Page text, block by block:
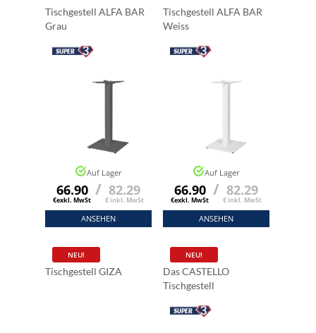
Tischgestell ALFA BAR
Grau
Auf Lager
66.90
€exkl. MwSt
/ 82.29
€ inkl. MwSt
ANSEHEN
Tischgestell ALFA BAR
Weiss
Auf Lager
66.90
€exkl. MwSt
/ 82.29
€ inkl. MwSt
ANSEHEN
Tischgestell GIZA
NEU!
Das CASTELLO
Tischgestell
NEU!